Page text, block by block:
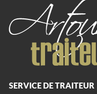
SERVICE DE TRAITEUR